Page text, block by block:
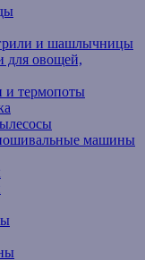
и шашлычницы
для овощей,
и термопоты
машины